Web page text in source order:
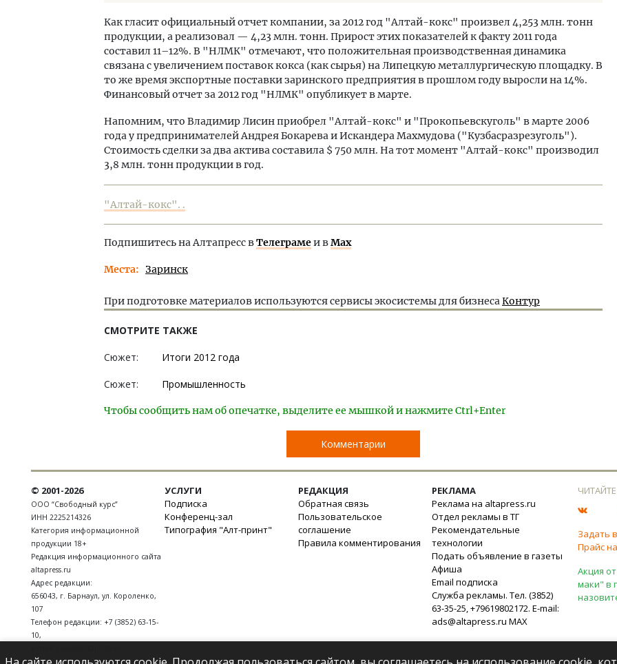
Как гласит официальный отчет компании, за 2012 год "Алтай-кокс" произвел 4,253 млн. тонн
продукции, а реализовал — 4,23 млн. тонн. Прирост этих показателей к факту 2011 года
составил 11–12%. В "НЛМК" отмечают, что положительная производственная динамика
связана с увеличением поставок кокса (как сырья) на Липецкую металлургическую площадку. В
то же время экспортные поставки заринского предприятия в прошлом году выросли на 14%.
Финансовый отчет за 2012 год "НЛМК" опубликует в марте.
Напомним, что Владимир Лисин приобрел "Алтай-кокс" и "Прокопьевскуголь" в марте 2006
года у предпринимателей Андрея Бокарева и Искандера Махмудова ("Кузбасразрезуголь").
Стоимость сделки за два актива составила $ 750 млн. На тот момент "Алтай-кокс" производил
3,8 млн. тонн продукции в год.
"Алтай-кокс". .
Подпишитесь на Алтапресс вТелеграмеи вMax
Места Заринск
При подготовке материалов используются сервисы экосистемы для бизнесаКонтур
СМОТРИТЕ ТАКЖЕ
Сюжет: Итоги 2012 года
Сюжет: Промышленность
Чтобы сообщить нам об опечатке, выделите ее мышкой и нажмите Ctrl+Enter
Комментарии
ДОМА И КВАРТИРЫ СТРОИТЕЛЬСТВО СТРОИТЕЛЬСТВО
© 2001-2026
ООО “Свободный курс”
ИНН 2225214326
Категория информационной
продукции 18+
Редакция информационного сайта
altapress.ru
Адрес редакции:
656043, г. Барнаул, ул. Короленко,
107
Телефон редакции: +7 (3852) 63-15-
10,
УСЛУГИ
Подписка
Конференц-зал
Типография "Алт-принт"
РЕДАКЦИЯ
Обратная связь
Пользовательское
соглашение
Правила комментирования
РЕКЛАМА
Реклама на altapress.ru
Отдел рекламы в ТГ
Рекомендательные
технологии
Подать объявление в газеты
Афиша
Email подписка
Служба рекламы. Тел. (3852)
63-35-25, +79619802172. E-mail:
ads@altapress.ru MAX
Задать
Прайс
Акция
маки" в